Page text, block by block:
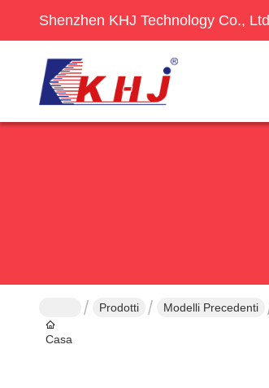
Shenzhen KHJ Technology Co., Ltd
Casa
Prodotti Modelli Precedenti